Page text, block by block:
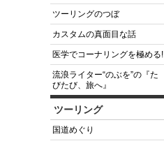
ツーリングのつぼ
カスタムの真面目な話
医学でコーナリングを極める!
流浪ライター“のぶを”の『た
びたび、旅へ』
ツーリング
国道めぐり